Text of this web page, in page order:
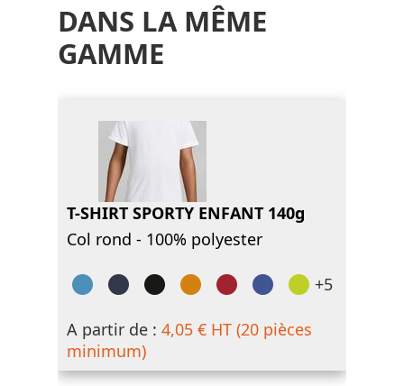
DANS LA MÊME
GAMME
T-SHIRT SPORTY ENFANT 140g
Col rond - 100% polyester
+5
A partir de : 4,05 € HT (20 pièces
minimum)